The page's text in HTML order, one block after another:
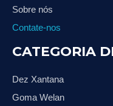
Sobre nós
Contate-nos
CATEGORIA
Dez Xantana
Goma Welan